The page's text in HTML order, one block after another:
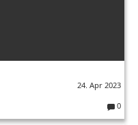
24. Apr 2023
0